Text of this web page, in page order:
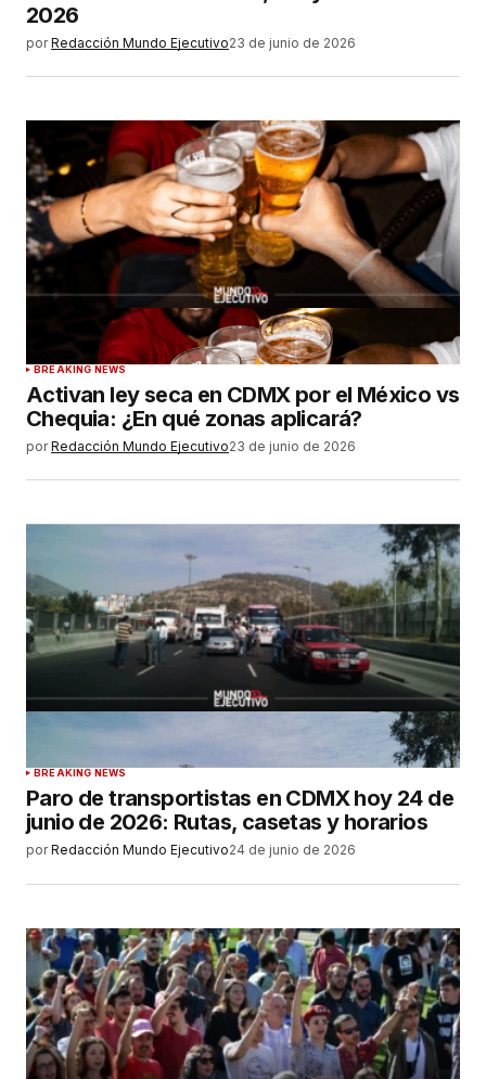
2026
por Redacción Mundo Ejecutivo23 de junio de 2026
BREAKING NEWS
Activan ley seca en CDMX por el México vs
Chequia: ¿En qué zonas aplicará?
por Redacción Mundo Ejecutivo23 de junio de 2026
BREAKING NEWS
Paro de transportistas en CDMX hoy 24 de
junio de 2026: Rutas, casetas y horarios
por Redacción Mundo Ejecutivo24 de junio de 2026